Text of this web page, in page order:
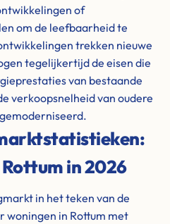
of
om de leefbaarheid te
trekken nieuwe
tegelijkertijd de eisen die
van bestaande
verkoopsnelheid van oudere
in 2026
in het teken van de
woningen in Rottum met